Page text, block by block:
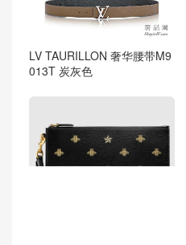
LV TAURILLON 奢华腰带M9
013T 炭灰色